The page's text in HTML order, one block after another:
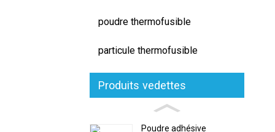
poudre thermofusible
particule thermofusible
Produits vedettes
Poudre adhésive